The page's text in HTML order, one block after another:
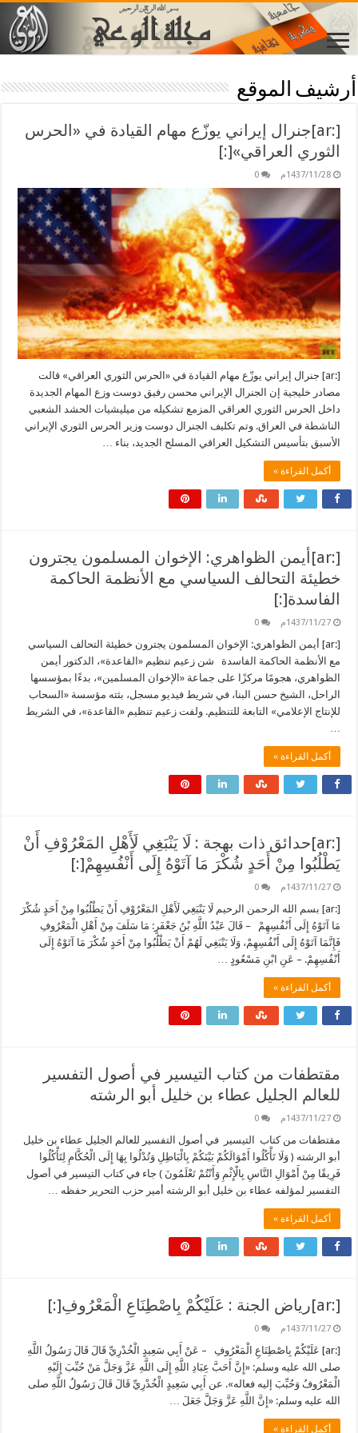
أرشيف الموقع
[:ar]جنرال إيراني يوزّع مهام القيادة في «الحرس
الثوري العراقي»[:]
1437/11/28م 0
[:ar] جنرال إيراني يوزّع مهام القيادة في «الحرس الثوري العراقي» قالت
مصادر خليجية إن الجنرال الإيراني محسن رفيق دوست وزع المهام الجديدة
داخل الحرس الثوري العراقي المزمع تشكيله من ميليشيات الحشد الشعبي
الناشطة في العراق. وتم تكليف الجنرال دوست وزير الحرس الثوري الإيراني
الأسبق بتأسيس التشكيل العراقي المسلح الجديد، بناء …
أكمل القراءة »
[:ar]أيمن الظواهري: الإخوان المسلمون يجترون
خطيئة التحالف السياسي مع الأنظمة الحاكمة
الفاسدة[:]
1437/11/27م 0
[:ar] أيمن الظواهري: الإخوان المسلمون يجترون خطيئة التحالف السياسي
مع الأنظمة الحاكمة الفاسدة شن زعيم تنظيم «القاعدة»، الدكتور أيمن
الظواهري، هجومًا مركزًا على جماعة «الإخوان المسلمين»، بدءًا بمؤسسها
الراحل، الشيخ حسن البنا، في شريط فيديو مسجل، بثته مؤسسة «السحاب
للإنتاج الإعلامي» التابعة للتنظيم. ولفت زعيم تنظيم «القاعدة»، في الشريط
…
أكمل القراءة »
[:ar]حدائق ذات بهجة : لَا يَنْبَغِي لَأَهْلِ المَعْرُوْفِ أَنْ
يَطْلُبُوا مِنْ أَحَدٍ شُكْرَ مَا آتَوْهُ إِلَى أَنْفُسِهِمْ[:]
1437/11/27م 0
[:ar] بسم الله الرحمن الرحيم لَا يَنْبَغِي لَأَهْلِ المَعْرُوْفِ أَنْ يَطْلُبُوا مِنْ أَحَدٍ شُكْرَ
مَا آتَوْهُ إِلَى أَنْفُسِهِمْ – قَالَ عَبْدُ اللَّهِ بْنُ جَعْفَرٍ: مَا سَلَفَ مِنْ أَهْلِ الْمَعْرُوفِ
فَإِنَّمَا آتَوْهُ إِلَى أَنْفُسِهِمْ، وَلَا يَنْبَغِي لَهُمْ أَنْ يَطْلُبُوا مِنْ أَحَدٍ شُكْرَ مَا آتَوْهُ إِلَى
أَنْفُسِهِمْ. – عَنِ ابْنِ مَسْعُودٍ …
أكمل القراءة »
مقتطفات من كتاب التيسير في أصول التفسير
للعالم الجليل عطاء بن خليل أبو الرشته
1437/11/27م 0
مقتطفات من كتاب التيسير في أصول التفسير للعالم الجليل عطاء بن خليل
أبو الرشته ( وَلَا تَأْكُلُوا أَمْوَالَكُمْ بَيْنَكُمْ بِالْبَاطِلِ وَتُدْلُوا بِهَا إِلَى الْحُكَّامِ لِتَأْكُلُوا
فَرِيقًا مِنْ أَمْوَالِ النَّاسِ بِالْإِثْمِ وَأَنْتُمْ تَعْلَمُونَ ) جاء في كتاب التيسير في أصول
التفسير لمؤلفه عطاء بن خليل أبو الرشته أمير حزب التحرير حفظه …
أكمل القراءة »
[:ar]رياض الجنة : عَلَيْكُمْ بِاصْطِنَاعِ الْمَعْرُوفِ[:]
1437/11/27م 0
[:ar] عَلَيْكُمْ بِاصْطِنَاعِ الْمَعْرُوفِ – عَنْ أَبِي سَعِيدٍ الْخُدْرِيِّ قَالَ قَالَ رَسُولُ اللَّهِ
صلى الله عليه وسلم: «إِنَّ أَحَبَّ عِبَادِ اللَّهِ إِلَى اللَّهِ عَزَّ وَجَلَّ مَنْ حُبِّبَ إِلَيْهِ
الْمَعْرُوفُ وَحُبِّبَ إليه فعاله». عن أَبِي سَعِيدٍ الْخُدْرِيِّ قَالَ قَالَ رَسُولُ اللَّهِ صلى
الله عليه وسلم: «إِنَّ اللَّهِ عَزَّ وَجَلَّ جَعَلَ …
أكمل القراءة »